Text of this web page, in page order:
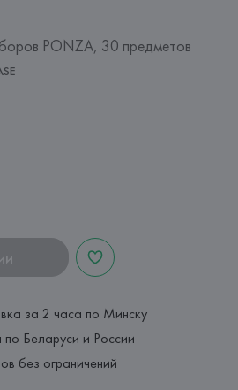
PONZA, 30 предметов
за 2 часа по Минску
Беларуси и России
без ограничений